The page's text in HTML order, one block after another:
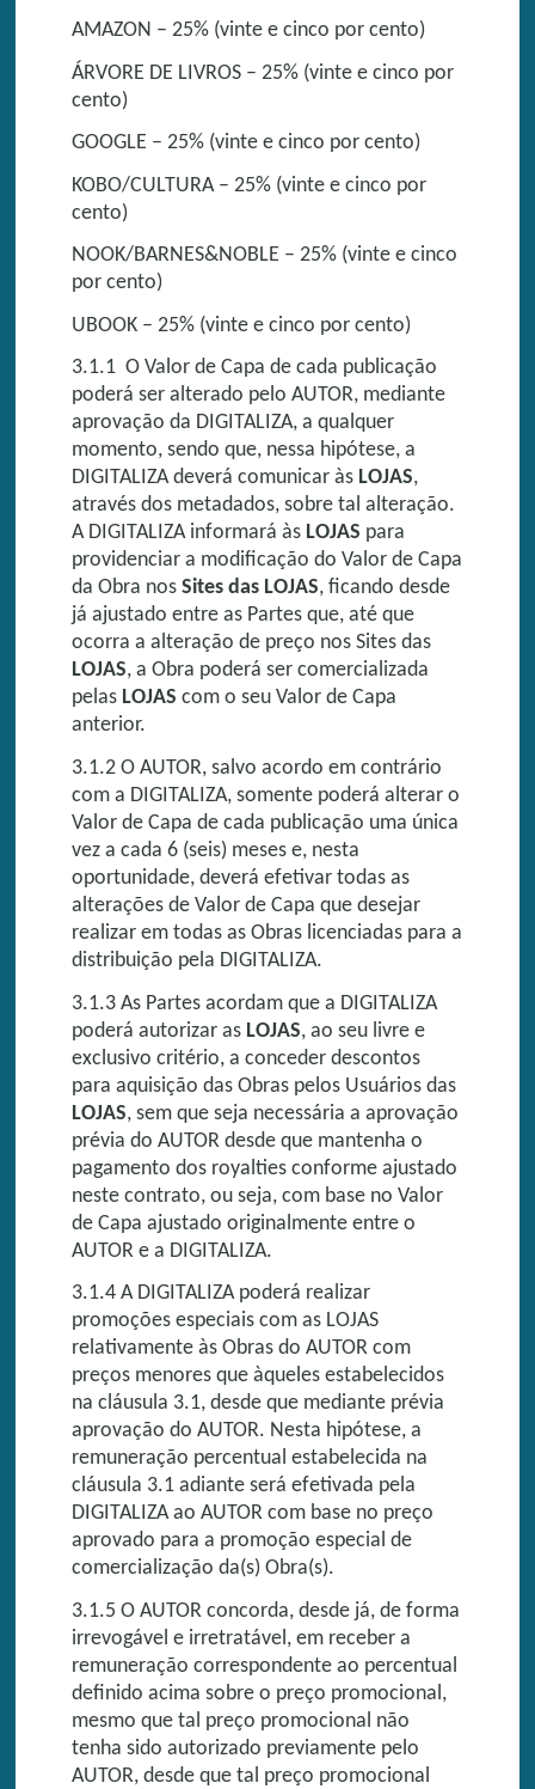
AMAZON – 25% (vinte e cinco por cento)
ÁRVORE DE LIVROS – 25% (vinte e cinco por
cento)
GOOGLE – 25% (vinte e cinco por cento)
KOBO/CULTURA – 25% (vinte e cinco por
cento)
NOOK/BARNES&NOBLE – 25% (vinte e cinco
por cento)
UBOOK – 25% (vinte e cinco por cento)
3.1.1 O Valor de Capa de cada publicação
poderá ser alterado pelo AUTOR, mediante
aprovação da DIGITALIZA, a qualquer
momento, sendo que, nessa hipótese, a
DIGITALIZA deverá comunicar às LOJAS,
através dos metadados, sobre tal alteração.
A DIGITALIZA informará às LOJAS para
providenciar a modificação do Valor de Capa
da Obra nos Sites das LOJAS, ficando desde
já ajustado entre as Partes que, até que
ocorra a alteração de preço nos Sites das
LOJAS, a Obra poderá ser comercializada
pelas LOJAS com o seu Valor de Capa
anterior.
3.1.2 O AUTOR, salvo acordo em contrário
com a DIGITALIZA, somente poderá alterar o
Valor de Capa de cada publicação uma única
vez a cada 6 (seis) meses e, nesta
oportunidade, deverá efetivar todas as
alterações de Valor de Capa que desejar
realizar em todas as Obras licenciadas para a
distribuição pela DIGITALIZA.
3.1.3 As Partes acordam que a DIGITALIZA
poderá autorizar as LOJAS, ao seu livre e
exclusivo critério, a conceder descontos
para aquisição das Obras pelos Usuários das
LOJAS, sem que seja necessária a aprovação
prévia do AUTOR desde que mantenha o
pagamento dos royalties conforme ajustado
neste contrato, ou seja, com base no Valor
de Capa ajustado originalmente entre o
AUTOR e a DIGITALIZA.
3.1.4 A DIGITALIZA poderá realizar
promoções especiais com as LOJAS
relativamente às Obras do AUTOR com
preços menores que àqueles estabelecidos
na cláusula 3.1, desde que mediante prévia
aprovação do AUTOR. Nesta hipótese, a
remuneração percentual estabelecida na
cláusula 3.1 adiante será efetivada pela
DIGITALIZA ao AUTOR com base no preço
aprovado para a promoção especial de
comercialização da(s) Obra(s).
3.1.5 O AUTOR concorda, desde já, de forma
irrevogável e irretratável, em receber a
remuneração correspondente ao percentual
definido acima sobre o preço promocional,
mesmo que tal preço promocional não
tenha sido autorizado previamente pelo
AUTOR, desde que tal preço promocional